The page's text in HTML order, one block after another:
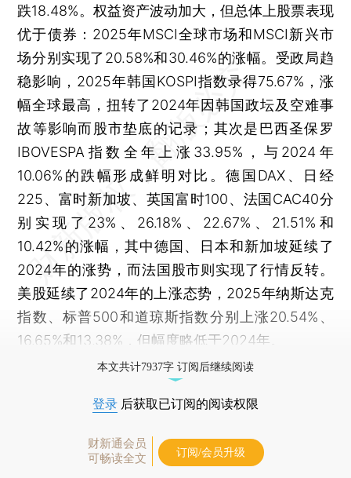
跌18.48%。权益资产波动加大，但总体上股票表现
优于债券：2025年MSCI全球市场和MSCI新兴市
场分别实现了20.58%和30.46%的涨幅。受政局趋
稳影响，2025年韩国KOSPI指数录得75.67%，涨
幅全球最高，扭转了2024年因韩国政坛及空难事
故等影响而股市垫底的记录；其次是巴西圣保罗
IBOVESPA指数全年上涨33.95%，与2024年
10.06%的跌幅形成鲜明对比。德国DAX、日经
225、富时新加坡、英国富时100、法国CAC40分
别实现了23%、26.18%、22.67%、21.51%和
10.42%的涨幅，其中德国、日本和新加坡延续了
2024年的涨势，而法国股市则实现了行情反转。
美股延续了2024年的上涨态势，2025年纳斯达克
指数、标普500和道琼斯指数分别上涨20.54%、
16.65%和13.38%，但幅度略低于2024年。
本文共计7937字 订阅后继续阅读
登录 后获取已订阅的阅读权限
财新通会员
可畅读全文
订阅/会员升级